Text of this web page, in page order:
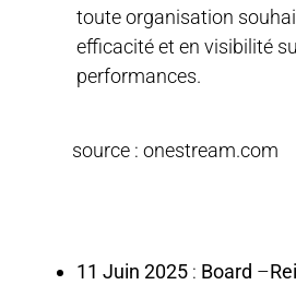
toute organisation
efficacité et en visibilité
performances.
source : onestream.com
11 Juin 2025 : Board –